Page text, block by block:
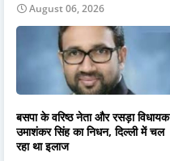
August 06, 2026
बसपा के वरिष्ठ नेता और रसड़ा विधायक
उमाशंकर सिंह का निधन, दिल्ली में चल
रहा था इलाज